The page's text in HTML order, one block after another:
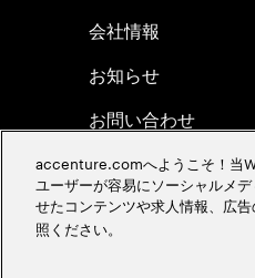
会社情報
お知らせ
お問い合わせ
グローバルオフィス
サイトマップ
accenture.comへようこそ！当
ユーザーが容易にソーシャルメ
せたコンテンツや求人情報、広
照ください。